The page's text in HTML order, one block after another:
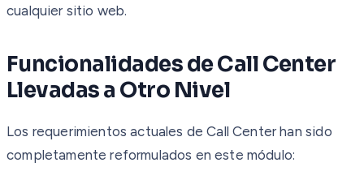
cualquier sitio web.
Funcionalidades de Call Center
Llevadas a Otro Nivel
Los requerimientos actuales de Call Center han sido
completamente reformulados en este módulo: